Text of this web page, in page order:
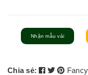
Nhận mẫu vải
Chia sẻ: